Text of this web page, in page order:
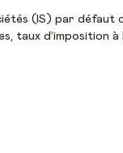
(IS) par
taux d’imposition à